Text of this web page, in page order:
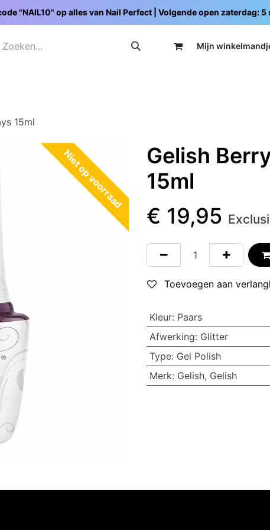
"NAIL10" op alles van Nail Perfect | Volgende open zaterdag: 5
Mijn wi
15ml
Niet op voorraad
Gelish
15ml
€ 19,95
Toevoegen aan
Kleur: Paars
Afwerking: Glitter
Type: Gel Polish
Merk: Gelish, Gelish